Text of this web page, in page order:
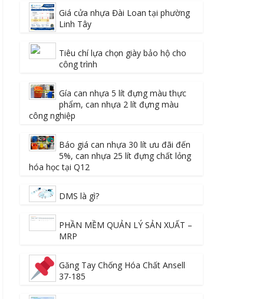
Giá cửa nhựa Đài Loan tại phường
Linh Tây
Tiêu chí lựa chọn giày bảo hộ cho
công trình
Gía can nhựa 5 lít đựng màu thực
phẩm, can nhựa 2 lít đựng màu
công nghiệp
Báo giá can nhựa 30 lít ưu đãi đến
5%, can nhựa 25 lít đựng chất lỏng
hóa học tại Q12
DMS là gì?
PHẦN MỀM QUẢN LÝ SẢN XUẤT –
MRP
Găng Tay Chống Hóa Chất Ansell
37-185